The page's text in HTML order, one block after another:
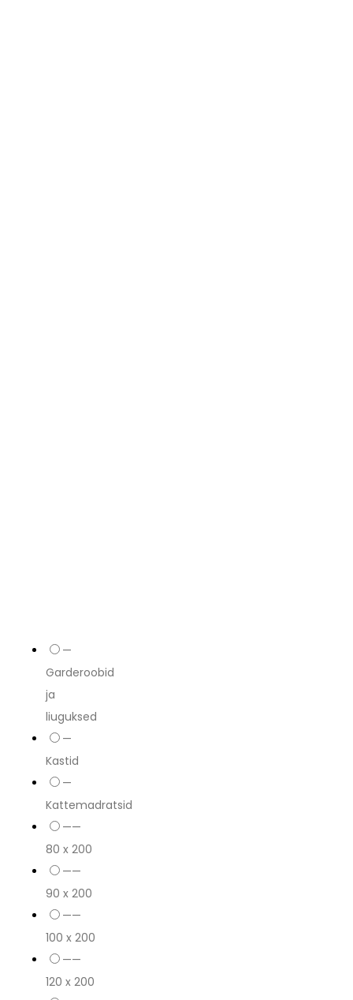
—
Garderoobid
ja
liuguksed
—
Kastid
—
Kattemadratsid
——
80 x 200
——
90 x 200
——
100 x 200
——
120 x 200